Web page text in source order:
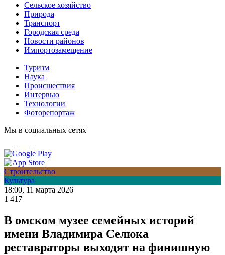
Сельское хозяйство
Природа
Транспорт
Городская среда
Новости районов
Импортозамещение
Туризм
Наука
Происшествия
Интервью
Технологии
Фоторепортаж
Мы в социальных сетях
Строительство
Культура
18:00, 11 марта 2026
1 417
В омском музее семейных историй
имени Владимира Селюка
реставраторы выходят на финишную